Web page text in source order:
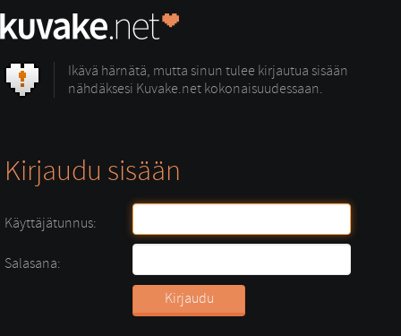
Ikävä härnätä, mutta sinun tulee kirjautua sisään
nähdäksesi Kuvake.net kokonaisuudessaan.
Kirjaudu sisään
Käyttäjätunnus:
Salasana: